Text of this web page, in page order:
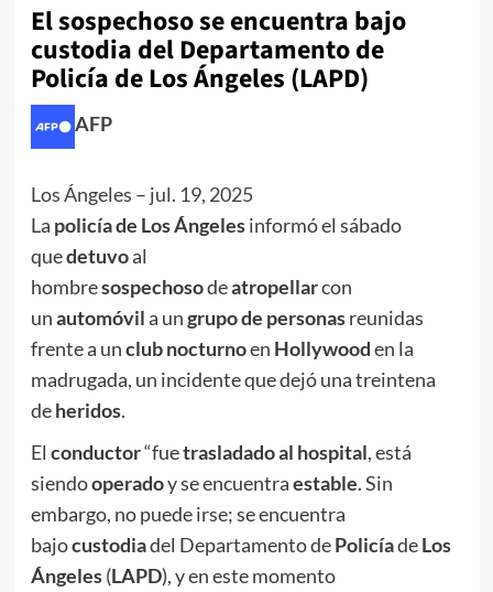
El sospechoso se encuentra bajo
custodia del Departamento de
Policía de Los Ángeles (LAPD)
AFP
Los Ángeles – jul. 19, 2025
La policía de Los Ángelesinformó el sábado
quedetuvoal
hombresospechosodeatropellarcon
unautomóvila ungrupo de personasreunidas
frente a unclub nocturnoen Hollywooden la
madrugada, un incidente que dejó una treintena
deheridos.
El conductor“fuetrasladado al hospital, está
siendooperadoy se encuentraestable. Sin
embargo, no puede irse; se encuentra
bajocustodiadel Departamento dePolicíadeLos
Ángeles(LAPD), y en este momento